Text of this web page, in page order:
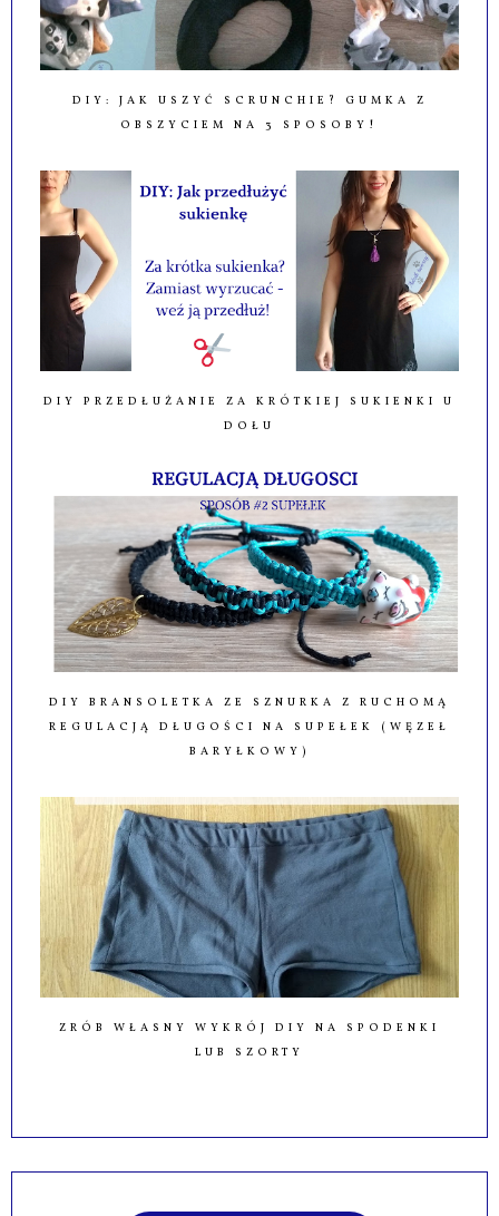
DIY: JAK USZYĆ SCRUNCHIE? GUMKA Z
OBSZYCIEM NA 3 SPOSOBY!
DIY PRZEDŁUŻANIE ZA KRÓTKIEJ SUKIENKI U
DOŁU
DIY BRANSOLETKA ZE SZNURKA Z RUCHOMĄ
REGULACJĄ DŁUGOŚCI NA SUPEŁEK (WĘZEŁ
BARYŁKOWY)
ZRÓB WŁASNY WYKRÓJ DIY NA SPODENKI
LUB SZORTY